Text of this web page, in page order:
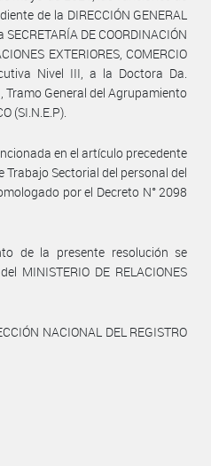
de la DIRECCIÓN GENERAL
DE COORDINACIÓN
EXTERIORES, COMERCIO
Nivel III, a la Doctora Da.
Tramo General del Agrupamiento
(SI.N.E.P).
en el artículo precedente
Trabajo Sectorial del personal del
por el Decreto N° 2098
de la presente resolución se
MINISTERIO DE RELACIONES
NACIONAL DEL REGISTRO